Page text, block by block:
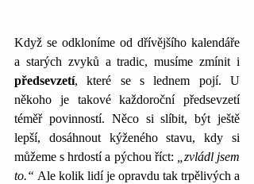
Když se odkloníme od dřívějšího kalendáře
předsevzetí, které se s lednem pojí. U
někoho je takové každoroční předsevzetí
téměř povinností. Něco si slíbit, být ještě
lepší, dosáhnout kýženého stavu, kdy si
můžeme s hrdostí a pýchou říct:
„zvládl jsem
to.“ Ale kolik lidí je opravdu tak trpělivých a